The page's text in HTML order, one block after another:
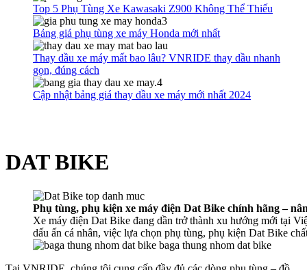
Top 5 Phụ Tùng Xe Kawasaki Z900 Không Thể Thiếu
Bảng giá phụ tùng xe máy Honda mới nhất
Thay dầu xe máy mất bao lâu? VNRIDE thay dầu nhanh
gọn, đúng cách
Cập nhật bảng giá thay dầu xe máy mới nhất 2024
DAT BIKE
Phụ tùng, phụ kiện xe máy điện Dat Bike chính hãng –
Xe máy điện Dat Bike đang dần trở thành xu hướng mới tại
dấu ấn cá nhân, việc lựa chọn phụ tùng, phụ kiện Dat Bike
baga thung nhom dat bike